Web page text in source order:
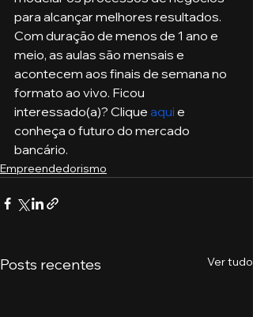
para alcançar melhores resultados.
Com duração de menos de 1 ano e
meio, as aulas são mensais e
acontecem aos finais de semana no
formato ao vivo. Ficou
interessado(a)? Clique aqui e
conheça o futuro do mercado
bancário.
Empreendedorismo
Posts recentes Ver tudo